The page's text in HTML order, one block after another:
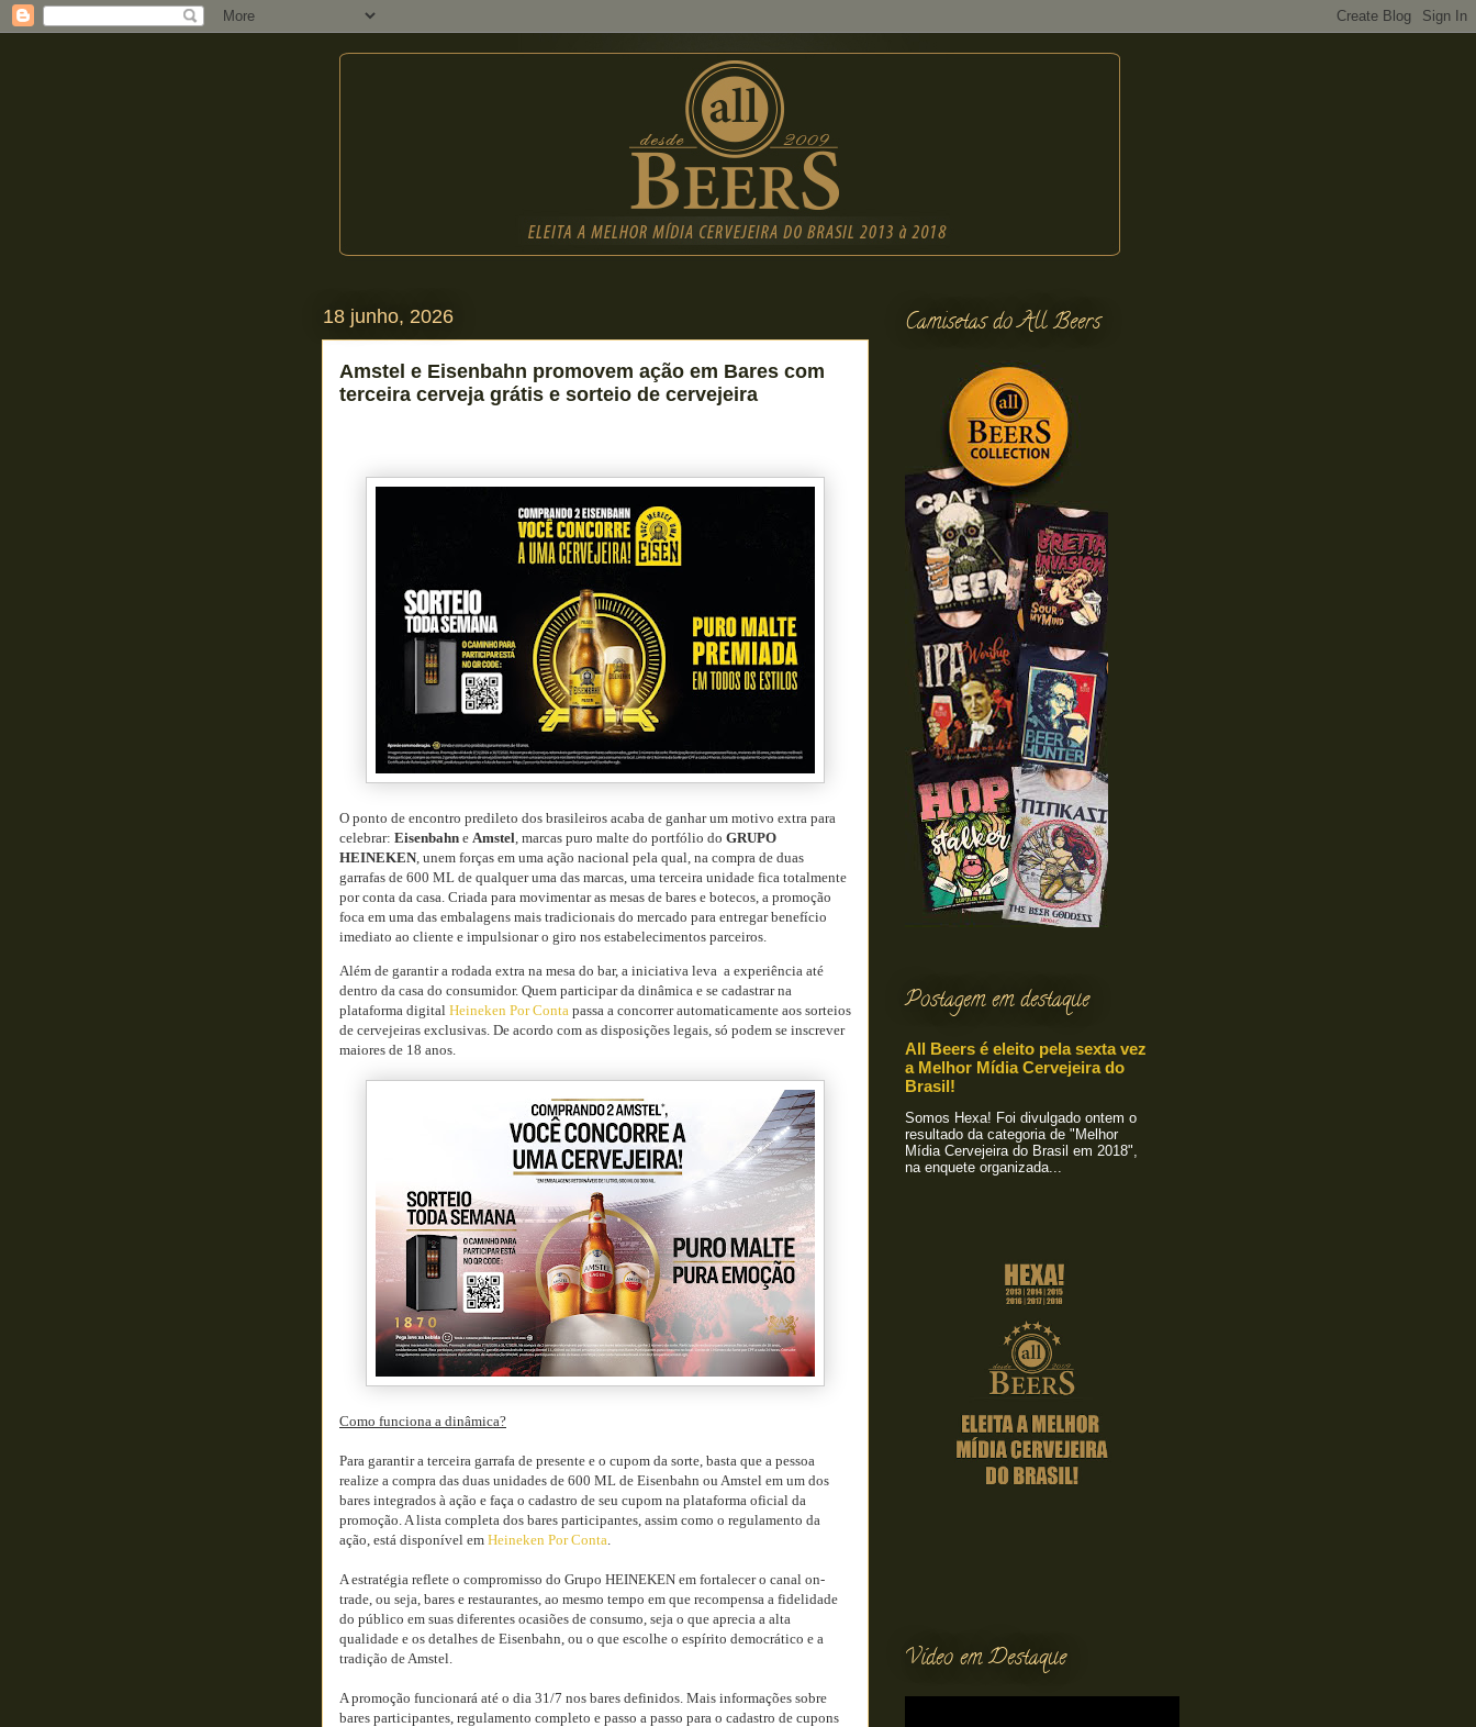
18 junho, 2026
Amstel e Eisenbahn promovem ação em Bares com
terceira cerveja grátis e sorteio de cervejeira
O ponto de encontro predileto dos brasileiros acaba de ganhar um motivo extra para
celebrar: Eisenbahn e Amstel, marcas puro malte do portfólio do GRUPO
HEINEKEN, unem forças em uma ação nacional pela qual, na compra de duas
garrafas de 600 ML de qualquer uma das marcas, uma terceira unidade fica totalmente
por conta da casa. Criada para movimentar as mesas de bares e botecos, a promoção
foca em uma das embalagens mais tradicionais do mercado para entregar benefício
imediato ao cliente e impulsionar o giro nos estabelecimentos parceiros.
Além de garantir a rodada extra na mesa do bar, a iniciativa leva a experiência até
dentro da casa do consumidor. Quem participar da dinâmica e se cadastrar na
plataforma digital Heineken Por Conta passa a concorrer automaticamente aos sorteios
de cervejeiras exclusivas. De acordo com as disposições legais, só podem se inscrever
maiores de 18 anos.
Como funciona a dinâmica?
Para garantir a terceira garrafa de presente e o cupom da sorte, basta que a pessoa
realize a compra das duas unidades de 600 ML de Eisenbahn ou Amstel em um dos
bares integrados à ação e faça o cadastro de seu cupom na plataforma oficial da
promoção. A lista completa dos bares participantes, assim como o regulamento da
ação, está disponível em Heineken Por Conta.
A estratégia reflete o compromisso do Grupo HEINEKEN em fortalecer o canal on-
trade, ou seja, bares e restaurantes, ao mesmo tempo em que recompensa a fidelidade
do público em suas diferentes ocasiões de consumo, seja o que aprecia a alta
qualidade e os detalhes de Eisenbahn, ou o que escolhe o espírito democrático e a
tradição de Amstel.
A promoção funcionará até o dia 31/7 nos bares definidos. Mais informações sobre
bares participantes, regulamento completo e passo a passo para o cadastro de cupons
Camisetas do All Beers
Postagem em destaque
All Beers é eleito pela sexta vez
a Melhor Mídia Cervejeira do
Brasil!
Somos Hexa! Foi divulgado ontem o
resultado da categoria de "Melhor
Mídia Cervejeira do Brasil em 2018",
na enquete organizada...
Vídeo em Destaque